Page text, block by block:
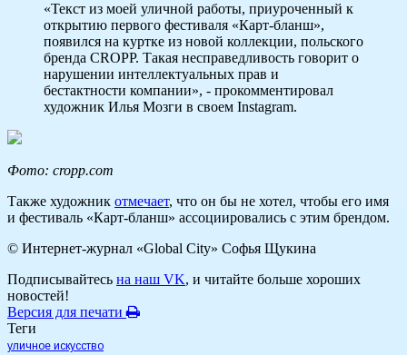
«Текст из моей уличной работы, приуроченный к
открытию первого фестиваля «Карт-бланш»,
появился на куртке из новой коллекции, польского
бренда CROPP. Такая несправедливость говорит о
нарушении интеллектуальных прав и
бестактности компании», - прокомментировал
художник Илья Мозги в своем Instagram.
Фото: cropp.com
Также художник отмечает, что он бы не хотел, чтобы его имя
и фестиваль «Карт-бланш» ассоциировались с этим брендом.
© Интернет-журнал «Global City» Софья Щукина
Подписывайтесь на наш VK, и читайте больше хороших
новостей!
Версия для печати
Теги
уличное искусство